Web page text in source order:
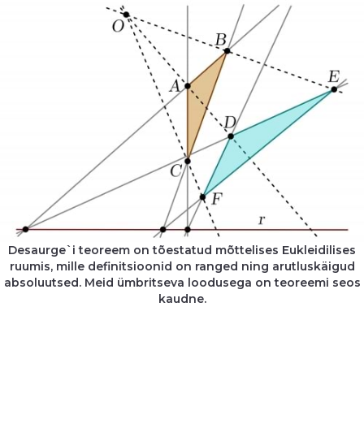
Desaurge`i teoreem on tõestatud mõttelises Eukleidilises
ruumis, mille definitsioonid on ranged ning arutluskäigud
absoluutsed. Meid ümbritseva loodusega on teoreemi seos
kaudne.